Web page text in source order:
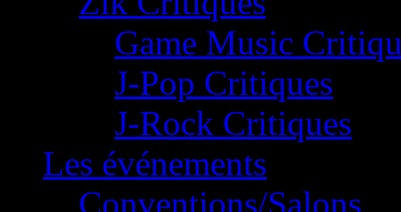
Game Music
J-Pop Critiques
J-Rock Critiques
Les événements
Conventions/Salons